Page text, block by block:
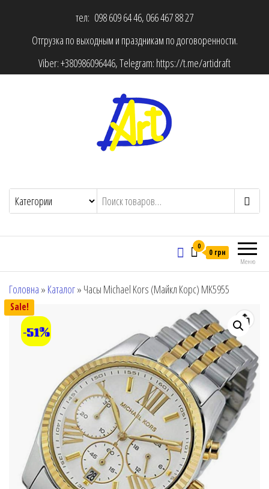
тел: 098 609 64 46, 066 467 88 27
Отгрузка по выходным и праздникам по договоренности.
Viber:+380986096446, Telegram: https://t.me/artidraft
Меню
0
0 грн
Головна » Каталог» Часы Michael Kors (Майкл Корс) MK5955
Sale!
-51%